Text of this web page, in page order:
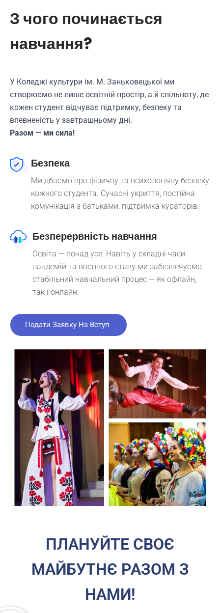
З чого починається
навчання?
У Коледжі культури ім. М. Заньковецької ми
створюємо не лише освітній простір, а й спільноту, де
кожен студент відчуває підтримку, безпеку та
впевненість у завтрашньому дні.
Разом — ми сила!
Безпека
Ми дбаємо про фізичну та психологічну безпеку
кожного студента. Сучасні укриття, постійна
комунікація з батьками, підтримка кураторів.
Безперервність навчання
Освіта — понад усе. Навіть у складні часи
пандемій та воєнного стану ми забезпечуємо
стабільний навчальний процес — як офлайн,
так і онлайн.
Подати Заявку На Вступ
ПЛАНУЙТЕ СВОЄ
МАЙБУТНЄ РАЗОМ З
НАМИ!